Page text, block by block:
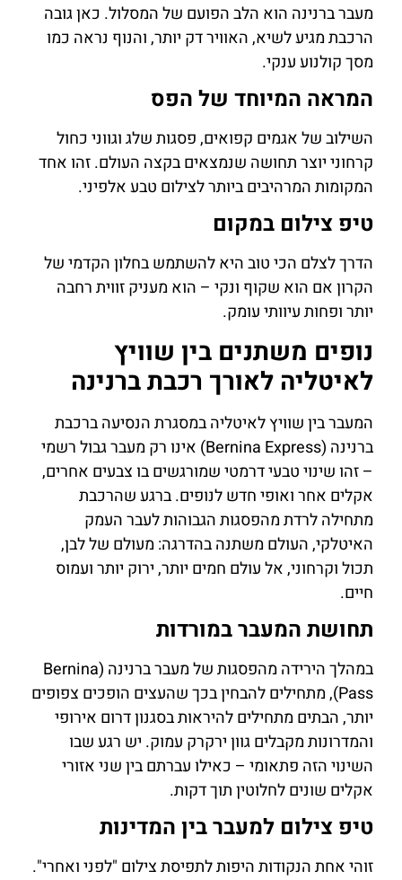
מעבר ברנינה הוא הלב הפועם של המסלול. כאן גובה
הרכבת מגיע לשיא, האוויר דק יותר, והנוף נראה כמו
מסך קולנוע ענקי.
המראה המיוחד של הפס
השילוב של אגמים קפואים, פסגות שלג וגווני כחול
קרחוני יוצר תחושה שנמצאים בקצה העולם. זהו אחד
המקומות המרהיבים ביותר לצילום טבע אלפיני.
טיפ צילום במקום
הדרך לצלם הכי טוב היא להשתמש בחלון הקדמי של
הקרון אם הוא שקוף ונקי – הוא מעניק זווית רחבה
יותר ופחות עיוותי עומק.
נופים משתנים בין שוויץ
לאיטליה לאורך רכבת ברנינה
המעבר בין שוויץ לאיטליה במסגרת הנסיעה ברכבת
ברנינה (Bernina Express) אינו רק מעבר גבול רשמי
– זהו שינוי טבעי דרמטי שמורגשים בו צבעים אחרים,
אקלים אחר ואופי חדש לנופים. ברגע שהרכבת
מתחילה לרדת מהפסגות הגבוהות לעבר העמק
האיטלקי, העולם משתנה בהדרגה: מעולם של לבן,
תכול וקרחוני, אל עולם חמים יותר, ירוק יותר ועמוס
חיים.
תחושת המעבר במורדות
במהלך הירידה מהפסגות של מעבר ברנינה (Bernina
Pass), מתחילים להבחין בכך שהעצים הופכים צפופים
יותר, הבתים מתחילים להיראות בסגנון דרום אירופי
והמדרונות מקבלים גוון ירקרק עמוק. יש רגע שבו
השינוי הזה פתאומי – כאילו עברתם בין שני אזורי
אקלים שונים לחלוטין תוך דקות.
טיפ צילום למעבר בין המדינות
זוהי אחת הנקודות היפות לתפיסת צילום "לפני ואחרי".